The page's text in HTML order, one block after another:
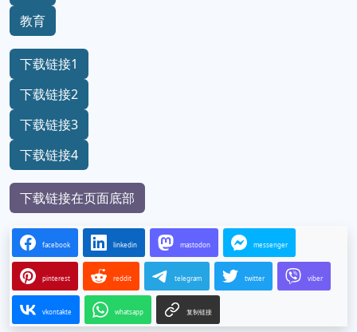
教育
下载链接1
下载链接2
下载链接3
下载链接4
下载链接在页面底部
facebook linkedin mastodon messenger
pinterest reddit telegram twitter viber
vkontakte whatsapp 复制链接